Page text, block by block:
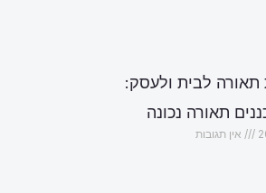
תאורה לבית ולעסק:
תאורה נכונה
אין תגובות